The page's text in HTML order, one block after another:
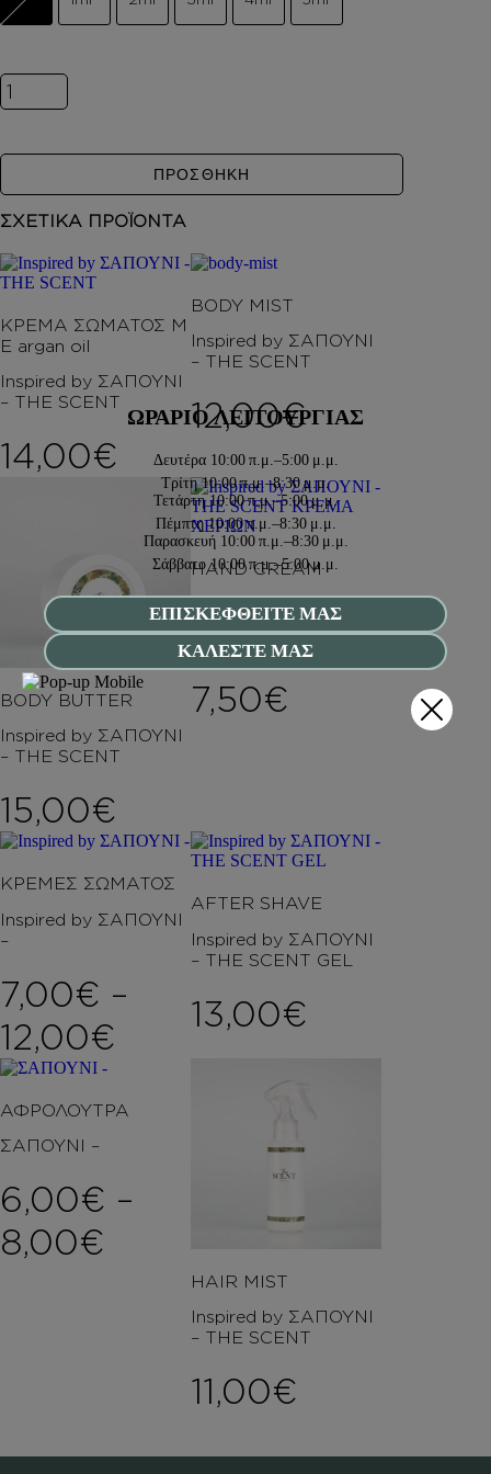
DEPOT
ΚΑΛΑΘΙ
Inspired by ΣΑΠΟΥΝΙ ποσότητα
ΠΡΟΣΘΗΚΗ
ΣΧΕΤΙΚΑ ΠΡΟΪΟΝΤΑ
ΚΡΕΜΑ ΣΩΜΑΤΟΣ Μ
Ε argan oil
Inspired by ΣΑΠΟΥΝΙ
– THE SCENT
14,00€
BODY MIST
Inspired by ΣΑΠΟΥΝΙ
– THE SCENT
12,00€
BODY BUTTER
Inspired by ΣΑΠΟΥΝΙ
– THE SCENT
15,00€
HAND CREAM
Inspired by ΣΑΠΟΥΝΙ
– THE SCENT
ΚΡΕΜΑ ΧΕΡΙΩΝ
7,50€
ΚΡΕΜΕΣ ΣΩΜΑΤΟΣ
Inspired by ΣΑΠΟΥΝΙ
–
7,00€ –
12,00€ Price range: 7,00€
AFTER SHAVE
Inspired by ΣΑΠΟΥΝΙ
– THE SCENT GEL
13,00€
ΑΦΡΟΛΟΥΤΡΑ
ΣΑΠΟΥΝΙ –
6,00€ –
8,00€ Price range: 6,00€
HAIR MIST
Inspired by ΣΑΠΟΥΝΙ
– THE SCENT
11,00€
ΩΡΑΡΙΟ ΛΕΙΤΟΥΡΓΙΑΣ
Δευτέρα 10:00 π.μ.–5:00 μ.μ.
Τρίτη10:00 π.μ.–8:30 μ.μ.
Τετάρτη10:00 π.μ.–5:00 μ.μ.
Πέμπτη10:00 π.μ.–8:30 μ.μ.
Παρασκευή 10:00 π.μ.–8:30 μ.μ.
Σάββατο10:00 π.μ.–5:00 μ.μ.
ΕΠΙΣΚΕΦΘΕΙΤΕ ΜΑΣ
ΚΑΛΕΣΤΕ ΜΑΣ